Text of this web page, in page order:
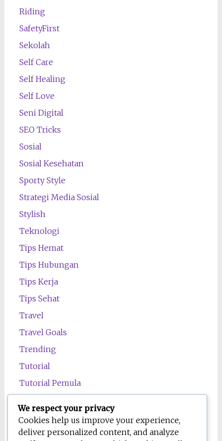
Riding
SafetyFirst
Sekolah
Self Care
Self Healing
Self Love
Seni Digital
SEO Tricks
Sosial
Sosial Kesehatan
Sporty Style
Strategi Media Sosial
Stylish
Teknologi
Tips Hemat
Tips Hubungan
Tips Kerja
Tips Sehat
Travel
Travel Goals
Trending
Tutorial
Tutorial Pemula
Wawasan
Wellness
We respect your privacy
Cookies help us improve your experience,
deliver personalized content, and analyze